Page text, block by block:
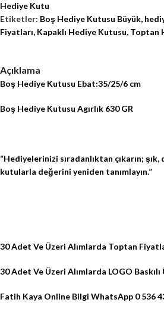
Hediye Kutu
Etiketler: Boş Hediye Kutusu Büyük,
Fiyatları, Kapaklı Hediye Kutusu, Toptan
Açıklama
Boş Hediye Kutusu Ebat:35/25/6 cm
Boş Hediye Kutusu Agırlık 630 GR
“Hediyelerinizi sıradanlıktan çıkarın; şık,
kutularla değerini yeniden tanımlayın.”
30 Adet Ve Üzeri Alımlarda Toptan
30 Adet Ve Üzeri Alımlarda LOGO
Fatih Kaya Online Bilgi WhatsApp 0 536